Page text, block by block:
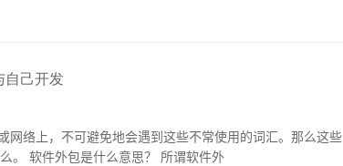
自己开发
络上，不可避免地会遇到这些不常使用的词汇。那么这些
词是什么意思呢？让我们来看看软件外包意味着什么。 软件外包是什么意思？ 所谓软件外